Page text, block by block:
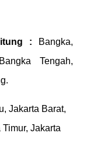
:
Bangka,
Tengah,
Jakarta Barat,
Jakarta